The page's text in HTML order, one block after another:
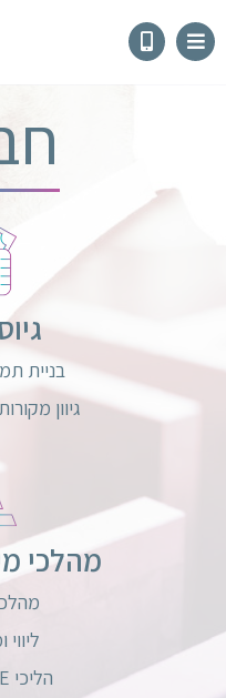
בניית
גיוון
מהלכי
הליכי RE - FINANCE